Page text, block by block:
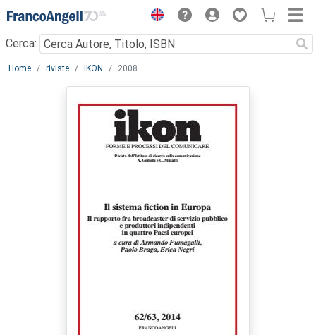
Menu
Cerca:
Main content
Home riviste IKON 2008